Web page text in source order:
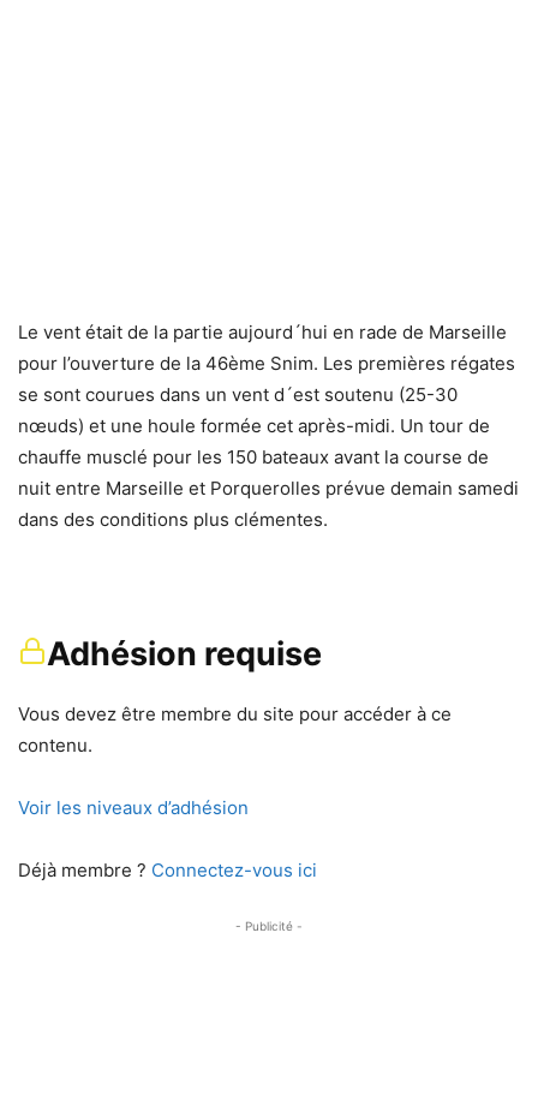
Le vent était de la partie aujourd´hui en rade de Marseille
pour l’ouverture de la 46ème Snim. Les premières régates
se sont courues dans un vent d´est soutenu (25-30
nœuds) et une houle formée cet après-midi. Un tour de
chauffe musclé pour les 150 bateaux avant la course de
nuit entre Marseille et Porquerolles prévue demain samedi
dans des conditions plus clémentes.
Adhésion requise
Vous devez être membre du site pour accéder à ce
contenu.
Voir les niveaux d’adhésion
Déjà membre ? Connectez-vous ici
- Publicité -